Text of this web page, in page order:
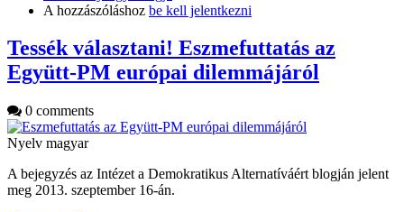
A hozzászóláshoz be kell jelentkezni
Tessék választani! Eszmefuttatás az
Együtt-PM európai dilemmájáról
0 comments
Nyelv magyar
A bejegyzés az Intézet a Demokratikus Alternatíváért blogján jelent
meg 2013. szeptember 16-án.